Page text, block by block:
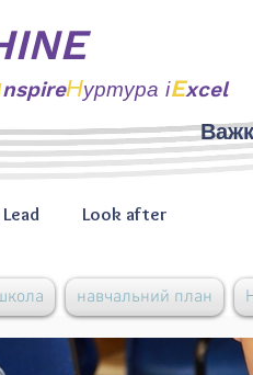
nspireНуртура іExcel
Lead Look after
навчальний план